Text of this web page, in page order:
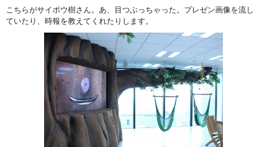
こちらがサイボウ樹さん。あ、目つぶっちゃった。プレゼン画像を流し
ていたり、時報を教えてくれたりします。